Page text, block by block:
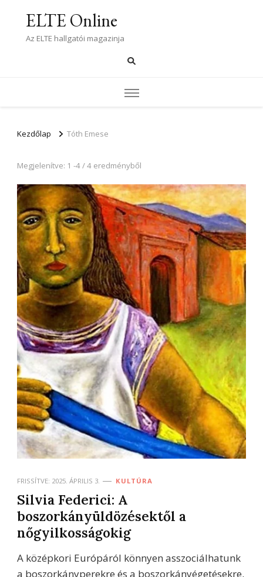
ELTE Online
Az ELTE hallgatói magazinja
Kezdőlap Tóth Emese
Megjelenítve: 1 -4 / 4 eredményből
FRISSÍTVE: 2025. ÁPRILIS 3. KULTÚRA
Silvia Federici: A
boszorkányüldözésektől a
nőgyilkosságokig
A középkori Európáról könnyen asszociálhatunk
a boszorkányperekre és a boszorkányégetésekre.